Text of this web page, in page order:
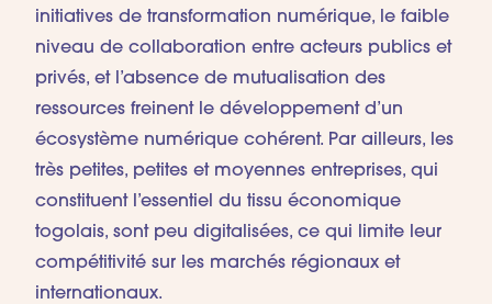
initiatives de transformation numérique, le faible
niveau de collaboration entre acteurs publics et
privés, et l’absence de mutualisation des
ressources freinent le développement d’un
écosystème numérique cohérent. Par ailleurs, les
très petites, petites et moyennes entreprises, qui
constituent l’essentiel du tissu économique
togolais, sont peu digitalisées, ce qui limite leur
compétitivité sur les marchés régionaux et
internationaux.